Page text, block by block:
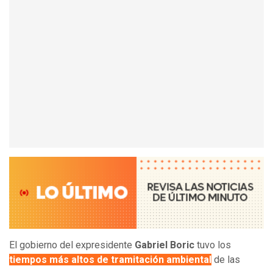
El gobierno del expresidente Gabriel Boric tuvo los
tiempos más altos de tramitación ambiental de las